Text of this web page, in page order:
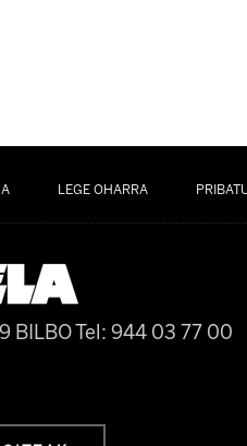
LEGE OHARRA
BILBOTel: 944 03 77 00